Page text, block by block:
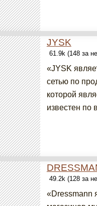
JYSK
61.9k (148 за
«JYSK
сетью по
которой
известен по
49.2k (128 за
«Dressmann